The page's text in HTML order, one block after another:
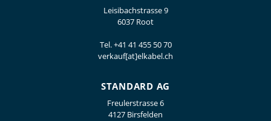
Leisibachstrasse 9
6037 Root
Tel.+41 41 455 50 70
verkauf[at]elkabel.ch
STANDARD AG
Freulerstrasse 6
4127 Birsfelden